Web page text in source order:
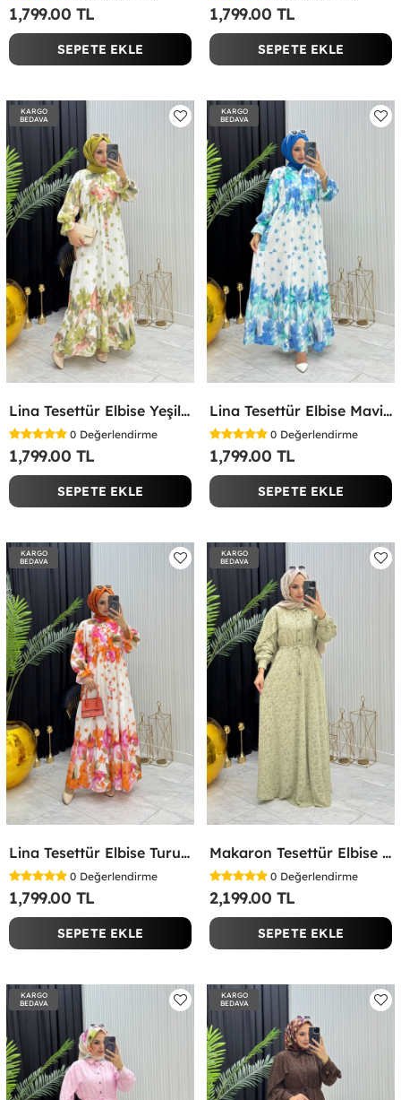
1,799.00 TL
SEPETE EKLE
1,799.00 TL
SEPETE EKLE
KARGO
BEDAVA
Lina Tesettür Elbise Yeşil Yeşil
0 Değerlendirme
1,799.00 TL
SEPETE EKLE
KARGO
BEDAVA
Lina Tesettür Elbise Mavi Mavi
0 Değerlendirme
1,799.00 TL
SEPETE EKLE
KARGO
BEDAVA
Lina Tesettür Elbise Turuncu Turuncu
0 Değerlendirme
1,799.00 TL
SEPETE EKLE
KARGO
BEDAVA
Makaron Tesettür Elbise Yeşil Yeşil
0 Değerlendirme
2,199.00 TL
SEPETE EKLE
KARGO
BEDAVA
KARGO
BEDAVA